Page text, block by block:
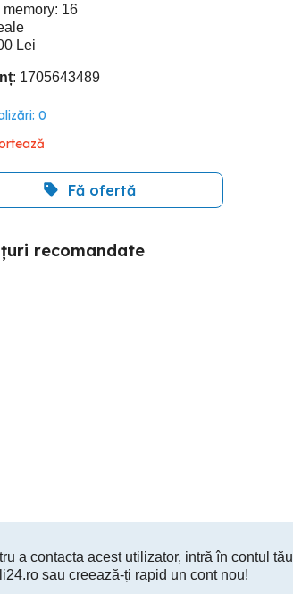
memory: 16
Lei
: 1705643489
0
Fă ofertă
recomandate
a contacta acest utilizator, intră în contul tău
sau creează-ți rapid un cont nou!